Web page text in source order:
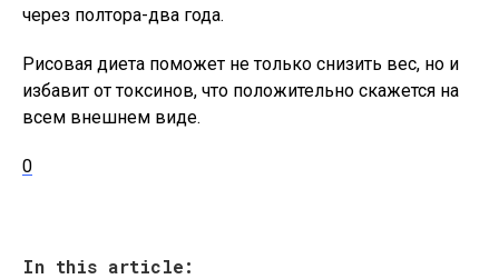
через полтора-два года.
Рисовая диета поможет не только снизить вес, но и
избавит от токсинов, что положительно скажется на
всем внешнем виде.
0
In this article: